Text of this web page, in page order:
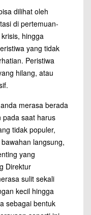
dilihat oleh
di pertemuan-
hingga
yang tidak
Peristiwa
hilang, atau
merasa berada
pada saat harus
tidak populer,
langsung,
yang
Direktur
sulit sekali
kecil hingga
sebagai bentuk